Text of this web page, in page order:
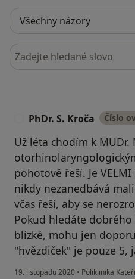
Hledejte v názorech
PhDr. S. Kroča Číslo
Už léta chodím k MUDr.
pohotově řeší. Je
nikdy nezanedbává
včas řeší, aby se
Pokud hledáte dobrého
blízké, mohu jen
"hvězdiček" je pouze 5,
19. listopadu 2020 • Poliklinika